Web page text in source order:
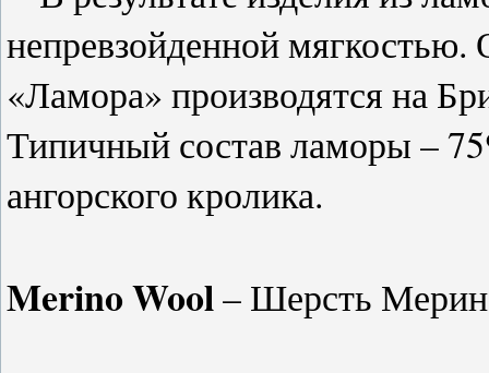
непревзойденной
«Ламора» производятся на
Типичный состав ламоры –
ангорского кролика.
Merino Wool– Шерсть